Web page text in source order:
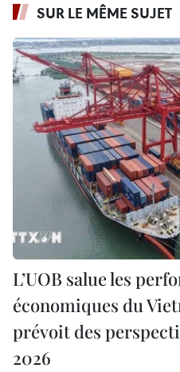
SUR LE MÊME SUJET
L’UOB salue les
économiques du
prévoit des
2026